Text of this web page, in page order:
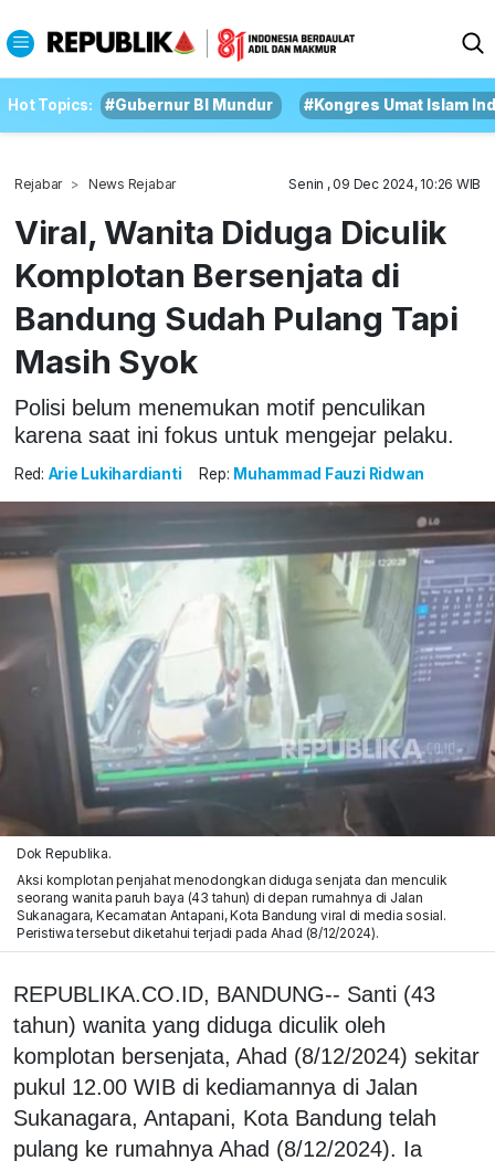
Hot Topics: #Gubernur BI Mundur #Kongres Umat Islam
Rejabar News Rejabar Senin , 09 Dec 2024, 10:26 WIB
Viral, Wanita Diduga Diculik
Komplotan Bersenjata di
Bandung Sudah Pulang Tapi
Masih Syok
Polisi belum menemukan motif penculikan
karena saat ini fokus untuk mengejar pelaku.
Red: Arie Lukihardianti Rep: Muhammad Fauzi Ridwan
Dok Republika.
Aksi komplotan penjahat menodongkan diduga senjata dan menculik
seorang wanita paruh baya (43 tahun) di depan rumahnya di Jalan
Sukanagara, Kecamatan Antapani, Kota Bandung viral di media sosial.
Peristiwa tersebut diketahui terjadi pada Ahad (8/12/2024).
REPUBLIKA.CO.ID, BANDUNG-- Santi (43
tahun) wanita yang diduga diculik oleh
komplotan bersenjata, Ahad (8/12/2024) sekitar
pukul 12.00 WIB di kediamannya di Jalan
Sukanagara, Antapani, Kota Bandung telah
pulang ke rumahnya Ahad (8/12/2024). Ia